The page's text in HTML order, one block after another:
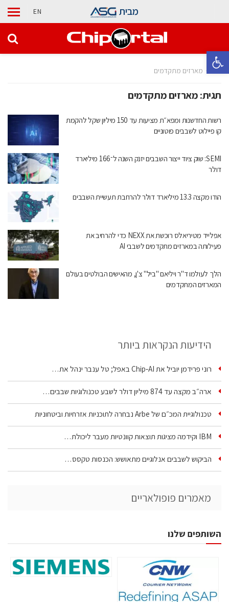
פתח סרגל נגישות
מבית EN
בית מארזים מתקדמים
תגית:מארזים מתקדמים
רשות החדשנות ומפא״ת מציעות עד 150 מיליון שקל להקמת
קו פיילוט לשבבים פוטוניים
SEMI: שוק ציוד ייצור השבבים יזנק השנה ל־166 מיליארד
דולר
הודו מקצה 13.3 מיליארד דולר להרחבת תעשיית השבבים
אפלייד מטיריאלס רוכשת את NEXX כדי להרחיב את
פעילותה במארזים מתקדמים לשבבי AI
הלך לעולמו ד"ר ויליאם "ביל" צ'ן, מהאישים הבולטים בעולם
המארזים המתקדמים
הידיעות הנקראות ביותר
רוני פרידמן יוביל את Chip‑AI באפל; טל ענבר ינהל את…
ארה״ב מקצה עד 874 מיליון דולר לשבע טכנולוגיות שבבים…
טכנולוגיית המכ״ם של Arbe נבחרה לתוכניות אזרחיות וביטחוניות
IBM וקידמה מציגות תוצאות קוונטיות מעבר ליכולת…
הביקוש לשבבים אנלוגיים מתאושש: הכנסות טקסס…
מאמרים פופולאריים
השותפים שלנו